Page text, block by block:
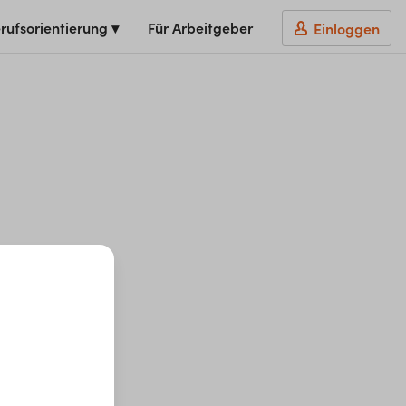
▾ Für Arbeitgeber Einloggen